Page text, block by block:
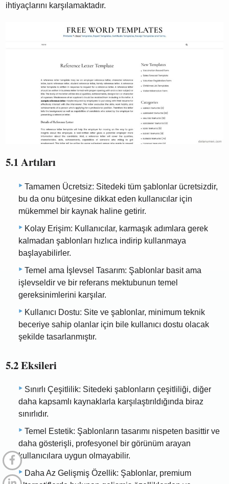
ihtiyaçlarını karşılamaktadır.
5.1 Artıları
Tamamen Ücretsiz: Sitedeki tüm şablonlar ücretsizdir,
bu da onu bütçesine dikkat eden kullanıcılar için
mükemmel bir kaynak haline getirir.
Kolay Erişim: Kullanıcılar, karmaşık adımlara gerek
kalmadan şablonları hızlıca indirip kullanmaya
başlayabilirler.
Temel ama İşlevsel Tasarım: Şablonlar basit ama
işlevseldir ve bir referans mektubunun temel
gereksinimlerini karşılar.
Kullanıcı Dostu: Site ve şablonlar, minimum teknik
beceriye sahip olanlar için bile kullanıcı dostu olacak
şekilde tasarlanmıştır.
5.2 Eksileri
Sınırlı Çeşitlilik: Sitedeki şablonların çeşitliliği, diğer
daha kapsamlı kaynaklarla karşılaştırıldığında biraz
sınırlıdır.
Temel Estetik: Şablonların tasarımı nispeten basittir ve
daha gösterişli, profesyonel bir görünüm arayan
kullanıcılara uygun olmayabilir.
Daha Az Gelişmiş Özellik: Şablonlar, premium